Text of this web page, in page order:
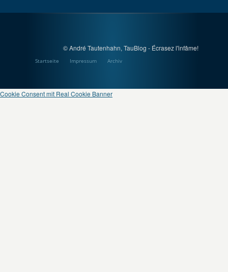
© André Tautenhahn, TauBlog - Écrasez l'infâme!
Startseite Impressum Archiv
Cookie Consent mit Real Cookie Banner